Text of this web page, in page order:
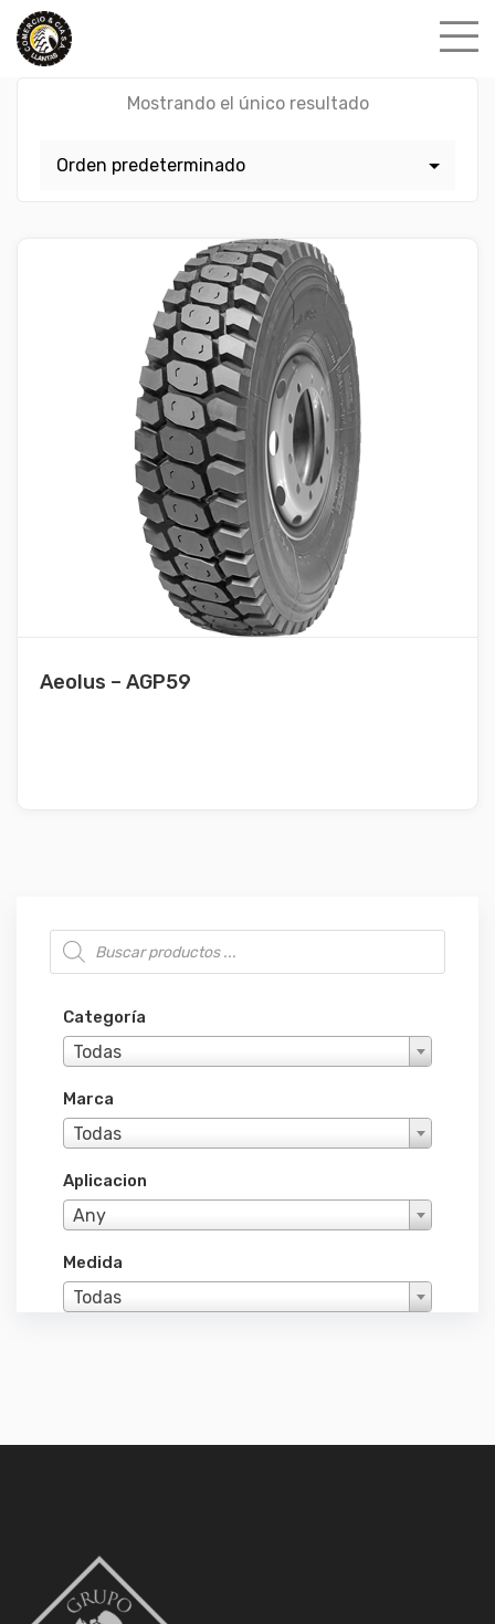
Skip
content
Mostrando el único resultado
Búsqueda de productos
Categoría
Todas
Marca
Todas
Aplicacion
Any
Medida
Todas
Aeolus – AGP59